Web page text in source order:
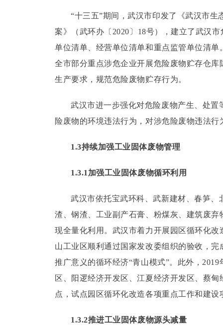
“十三五”期间，武汉市印发了《武汉市
案》（武环办〔2020〕18号），建立了武汉
单位清单、经营单位清单和重点监管单位清单
全市部分重点涉危企业开展危险废物贮存仓库
生产要求，规范危险废物贮存行为。
武汉市进一步强化对危险废物产生、处
险废物的环境违法行为，对涉危险废物违法
1.3持续加强工业固体废物管理
1.3.1加强工业固体废物循环利用
武汉市依托宝武环科、武新建材、春笋
渣、钢渣、工业副产石膏、粉煤灰、建筑废
现全量化利用。 武汉市着力开展园区循环化
山工业区顺利通过国家发改委组织的验收，
推广意义的循环经济“青山模式”。 此外，
区、阳逻经济开发区、江夏经济开发区、蔡
点，试点园区循环化改造各项重点工作和建设
1.3.2推进工业固体废物源头减量